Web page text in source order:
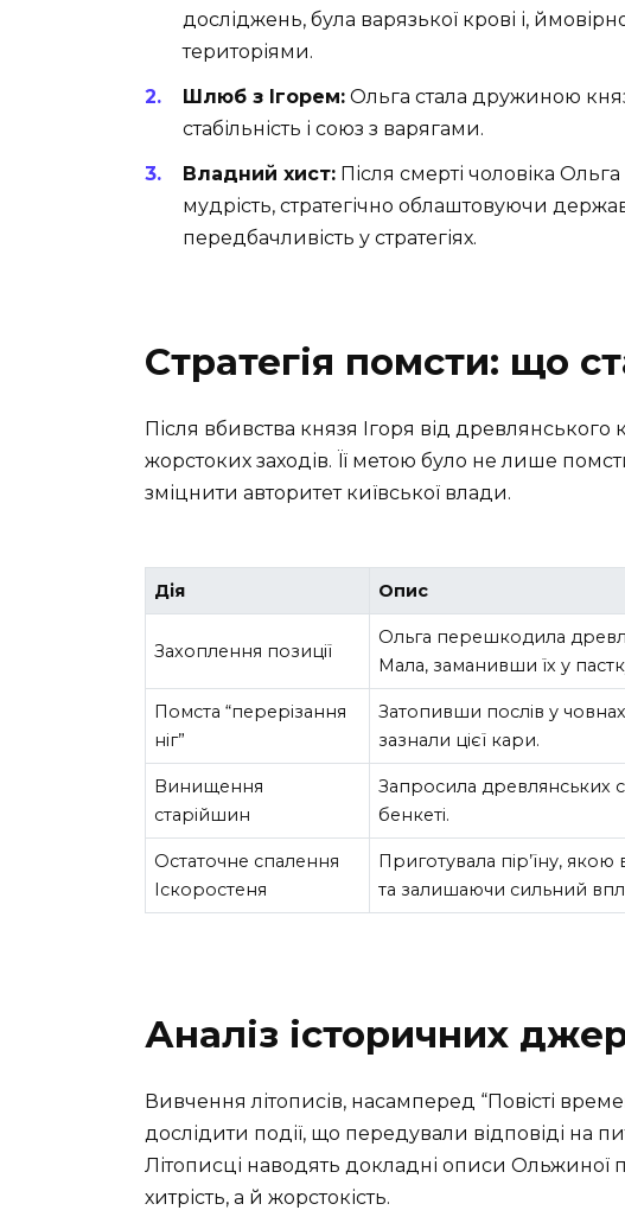
досліджень, була варязької крові і,
територіями.
Шлюб з Ігорем: Ольга стала дружиною
стабільність і союз з варягами.
Владний хист: Після смерті чоловіка
мудрість, стратегічно облаштовуючи
передбачливість у стратегіях.
Стратегія помсти: що
Після вбивства князя Ігоря від
жорстоких заходів. Її метою було не лише
зміцнити авторитет київської влади.
Дія Опис
Захоплення позиції
Ольга перешкодила
Мала, заманивши їх у
Помста “перерізання
ніг”
Затопивши послів у
зазнали цієї кари.
Винищення
старійшин
Запросила древлянських
бенкеті.
Остаточне спалення
Іскоростеня
Приготувала пір’їну,
та залишаючи сильний
Аналіз історичних
Вивчення літописів, насамперед “Повісті
дослідити події, що передували відповіді на
Літописці наводять докладні описи Ольжиної
хитрість, а й жорстокість.